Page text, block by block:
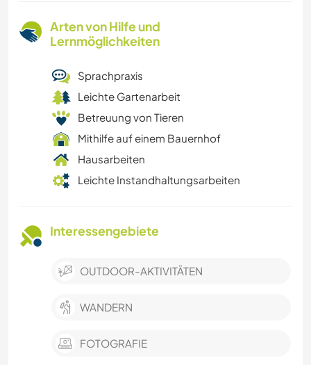
Arten von Hilfe und
Lernmöglichkeiten
Sprachpraxis
Leichte Gartenarbeit
Betreuung von Tieren
Mithilfe auf einem Bauernhof
Hausarbeiten
Leichte Instandhaltungsarbeiten
Interessengebiete
OUTDOOR-AKTIVITÄTEN
WANDERN
FOTOGRAFIE